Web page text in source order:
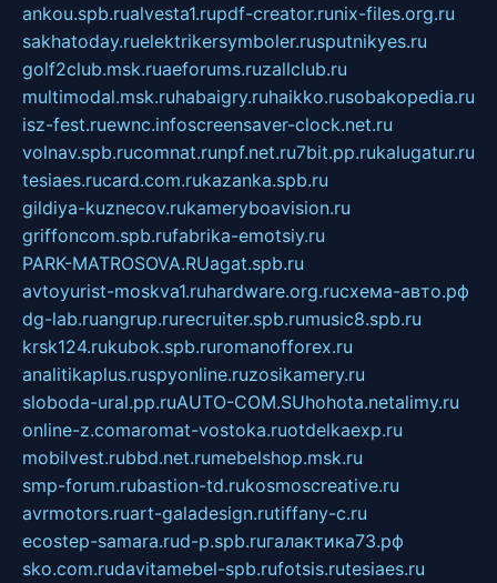
ankou.spb.rualvesta1.rupdf-creator.runix-files.org.ru
sakhatoday.ruelektrikersymboler.rusputnikyes.ru
golf2club.msk.ruaeforums.ruzallclub.ru
multimodal.msk.ruhabaigry.ruhaikko.rusobakopedia.ru
isz-fest.ruewnc.infoscreensaver-clock.net.ru
volnav.spb.rucomnat.runpf.net.ru7bit.pp.rukalugatur.ru
tesiaes.rucard.com.rukazanka.spb.ru
gildiya-kuznecov.rukameryboavision.ru
griffoncom.spb.rufabrika-emotsiy.ru
PARK-MATROSOVA.RUagat.spb.ru
avtoyurist-moskva1.ruhardware.org.ruсхема-авто.рф
dg-lab.ruangrup.rurecruiter.spb.rumusic8.spb.ru
krsk124.rukubok.spb.ruromanofforex.ru
analitikaplus.ruspyonline.ruzosikamery.ru
sloboda-ural.pp.ruAUTO-COM.SUhohota.netalimy.ru
online-z.comaromat-vostoka.ruotdelkaexp.ru
mobilvest.rubbd.net.rumebelshop.msk.ru
smp-forum.rubastion-td.rukosmoscreative.ru
avrmotors.ruart-galadesign.rutiffany-c.ru
ecostep-samara.rud-p.spb.ruгалактика73.рф
sko.com.rudavitamebel-spb.rufotsis.rutesiaes.ru